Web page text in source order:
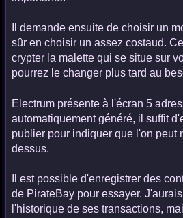
Il demande ensuite de choisir un
sûr en choisir un assez costaud.
crypter la malette qui se situe sur
pourrez le changer plus tard au
Electrum présente à l'écran 5
automatiquement généré, il suffit
publier pour indiquer que l'on peut
dessus.
Il est possible d'enregistrer des
de PirateBay pour essayer.
l'historique de ses transactions,